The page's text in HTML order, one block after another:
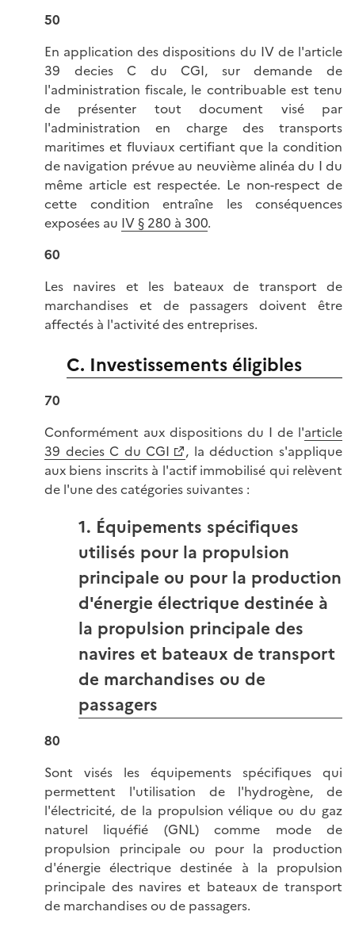
50
En application des dispositions du IV de l'article
39 decies C du CGI, sur demande de
l'administration fiscale, le contribuable est tenu
de présenter tout document visé par
l'administration en charge des transports
maritimes et fluviaux certifiant que la condition
de navigation prévue au neuvième alinéa du I du
même article est respectée. Le non-respect de
cette condition entraîne les conséquences
exposées au IV § 280 à 300.
60
Les navires et les bateaux de transport de
marchandises et de passagers doivent être
affectés à l'activité des entreprises.
C. Investissements éligibles
70
Conformément aux dispositions du I de l'article
39 decies C du CGI
, la déduction s'applique
aux biens inscrits à l'actif immobilisé qui relèvent
de l'une des catégories suivantes :
1. Équipements spécifiques
utilisés pour la propulsion
principale ou pour la production
d'énergie électrique destinée à
la propulsion principale des
navires et bateaux de transport
de marchandises ou de
passagers
80
Sont visés les équipements spécifiques qui
permettent l'utilisation de l'hydrogène, de
l'électricité, de la propulsion vélique ou du gaz
naturel liquéfié (GNL) comme mode de
propulsion principale ou pour la production
d'énergie électrique destinée à la propulsion
principale des navires et bateaux de transport
de marchandises ou de passagers.